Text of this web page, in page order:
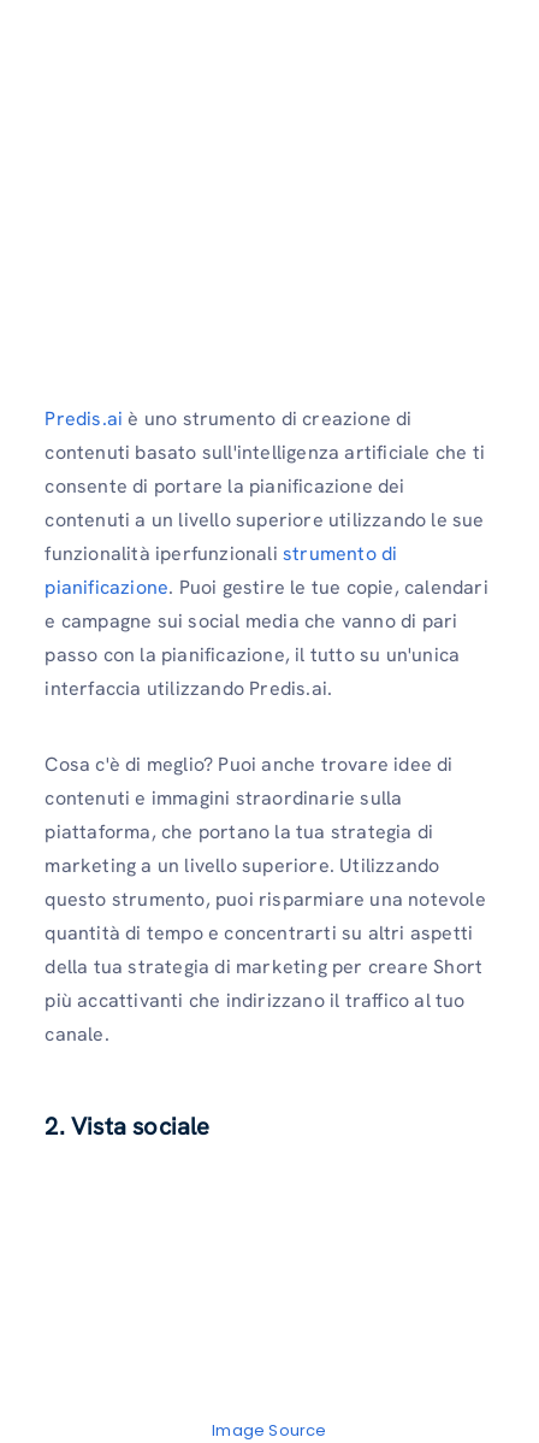
Predis.aiè uno strumento di creazione di
contenuti basato sull'intelligenza artificiale che ti
consente di portare la pianificazione dei
contenuti a un livello superiore utilizzando le sue
funzionalità iperfunzionali strumento di
pianificazione. Puoi gestire le tue copie, calendari
e campagne sui social media che vanno di pari
passo con la pianificazione, il tutto su un'unica
interfaccia utilizzando Predis.ai.
Cosa c'è di meglio? Puoi anche trovare idee di
contenuti e immagini straordinarie sulla
piattaforma, che portano la tua strategia di
marketing a un livello superiore. Utilizzando
questo strumento, puoi risparmiare una notevole
quantità di tempo e concentrarti su altri aspetti
della tua strategia di marketing per creare Short
più accattivanti che indirizzano il traffico al tuo
canale.
2. Vista sociale
Image Source